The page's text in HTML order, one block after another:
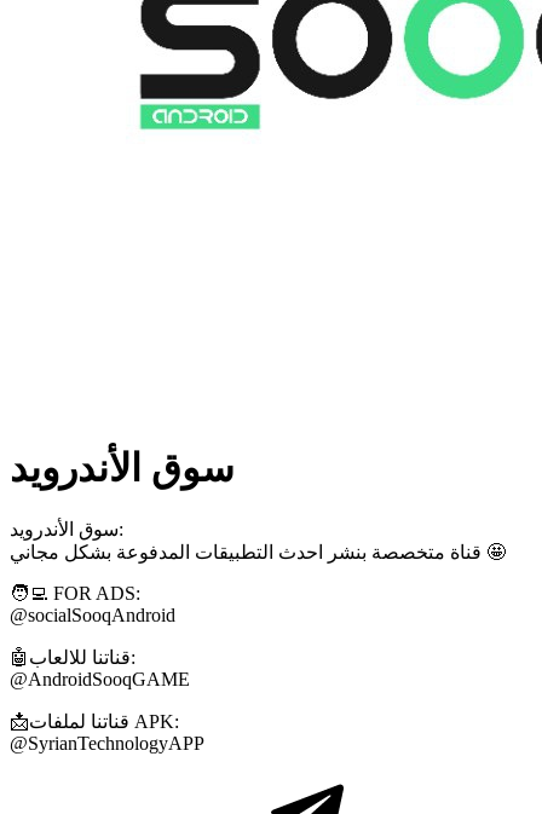
سوق الأندرويد
سوق الأندرويد:
قناة متخصصة بنشر احدث التطبيقات المدفوعة بشكل مجاني 🤩
🧑‍💻 FOR ADS:
@socialSooqAndroid
🤖قناتنا للالعاب:
@AndroidSooqGAME
📩قناتنا لملفات APK:
@SyrianTechnologyAPP